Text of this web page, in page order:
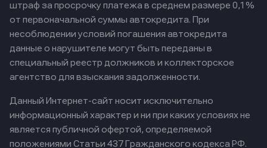
штраф за просрочку платежа в среднем размере 0,1%
от первоначальной суммы автокредита. При
несоблюдении условий погашения автокредита
данные о нарушителе могут быть переданы в
специальный реестр должников и коллекторское
агентство для взыскания задолженности.
Данный Интернет-сайт носит исключительно
информационный характер и ни при каких условиях не
является публичной офертой, определяемой
положениями Статьи 437 Гражданского кодекса РФ.